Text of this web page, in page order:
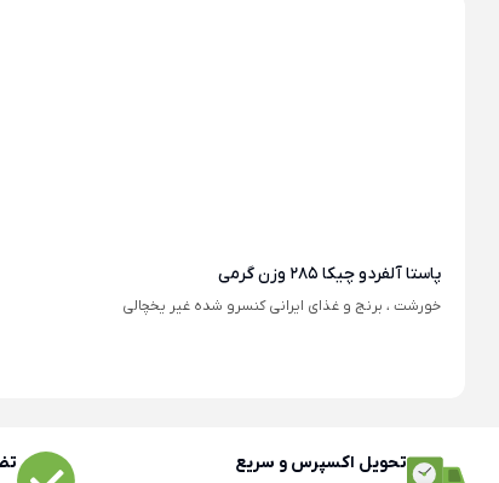
پاستا آلفردو چیکا 285 وزن گرمی
خورشت ، برنج و غذای ایرانی کنسرو شده غیر یخچالی
تحویل اکسپرس و سریع